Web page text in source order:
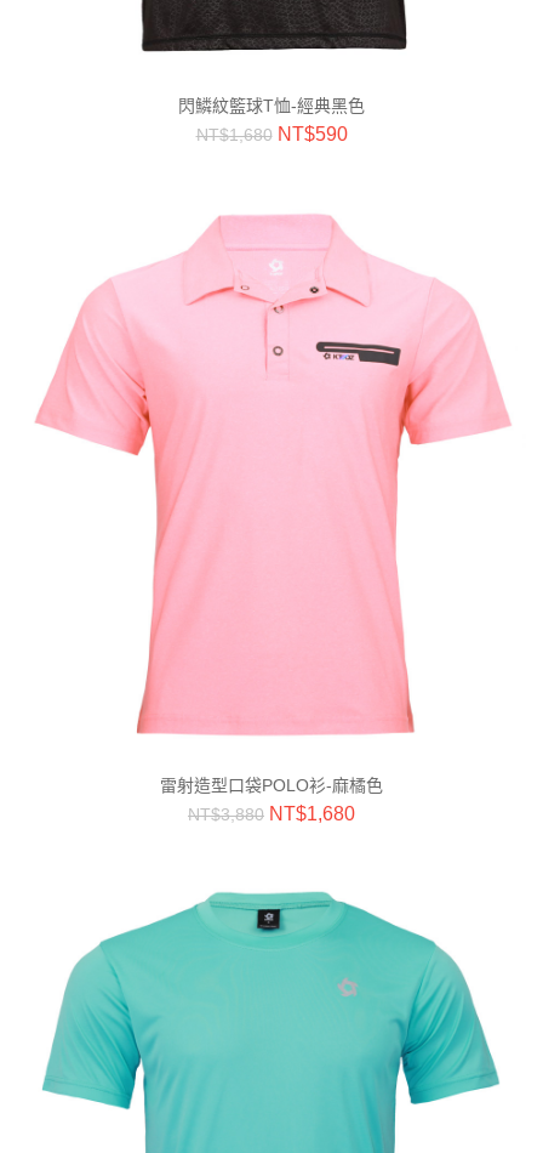
閃鱗紋籃球T恤-經典黑色
NT$1,680 NT$590
雷射造型口袋POLO衫-麻橘色
NT$3,880 NT$1,680